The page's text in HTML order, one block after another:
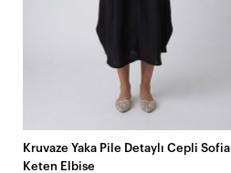
Kruvaze Yaka Pile Detaylı Cepli Sofia
Keten Elbise